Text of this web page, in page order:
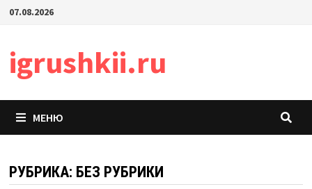
Перейти
07.08.2026
igrushkii.ru
МЕНЮ
РУБРИКА: БЕЗ РУБРИКИ